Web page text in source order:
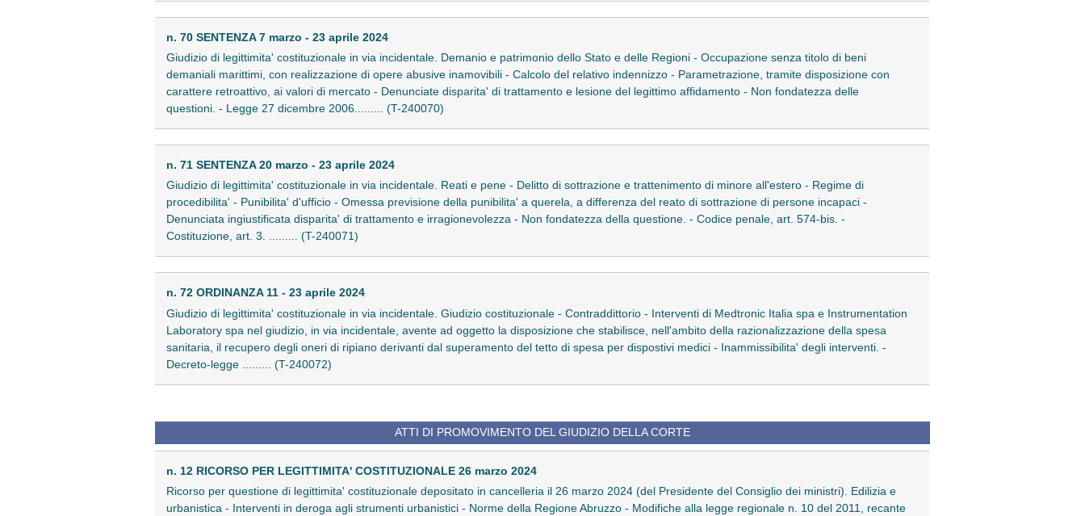
n. 70 SENTENZA 7 marzo - 23 aprile 2024
Giudizio di legittimita' costituzionale in via incidentale. Demanio e patrimonio dello Stato e delle Regioni - Occupazione senza titolo di beni
demaniali marittimi, con realizzazione di opere abusive inamovibili - Calcolo del relativo indennizzo - Parametrazione, tramite disposizione con
carattere retroattivo, ai valori di mercato - Denunciate disparita' di trattamento e lesione del legittimo affidamento - Non fondatezza delle
questioni. - Legge 27 dicembre 2006......... (T-240070)
n. 71 SENTENZA 20 marzo - 23 aprile 2024
Giudizio di legittimita' costituzionale in via incidentale. Reati e pene - Delitto di sottrazione e trattenimento di minore all'estero - Regime di
procedibilita' - Punibilita' d'ufficio - Omessa previsione della punibilita' a querela, a differenza del reato di sottrazione di persone incapaci -
Denunciata ingiustificata disparita' di trattamento e irragionevolezza - Non fondatezza della questione. - Codice penale, art. 574-bis. -
Costituzione, art. 3. ......... (T-240071)
n. 72 ORDINANZA 11 - 23 aprile 2024
Giudizio di legittimita' costituzionale in via incidentale. Giudizio costituzionale - Contraddittorio - Interventi di Medtronic Italia spa e Instrumentation
Laboratory spa nel giudizio, in via incidentale, avente ad oggetto la disposizione che stabilisce, nell'ambito della razionalizzazione della spesa
sanitaria, il recupero degli oneri di ripiano derivanti dal superamento del tetto di spesa per dispostivi medici - Inammissibilita' degli interventi. -
Decreto-legge ......... (T-240072)
ATTI DI PROMOVIMENTO DEL GIUDIZIO DELLA CORTE
n. 12 RICORSO PER LEGITTIMITA' COSTITUZIONALE 26 marzo 2024
Ricorso per questione di legittimita' costituzionale depositato in cancelleria il 26 marzo 2024 (del Presidente del Consiglio dei ministri). Edilizia e
urbanistica - Interventi in deroga agli strumenti urbanistici - Norme della Regione Abruzzo - Modifiche alla legge regionale n. 10 del 2011, recante